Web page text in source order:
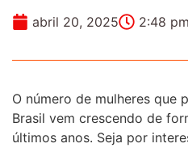
abril 20, 2025 2:48 pm
O número de mulheres que
Brasil vem crescendo de
últimos anos. Seja por